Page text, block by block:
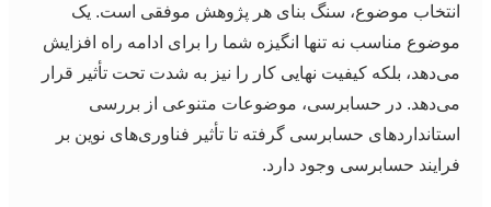
انتخاب موضوع، سنگ بنای هر پژوهش موفقی است. یک
موضوع مناسب نه تنها انگیزه شما را برای ادامه راه افزایش
می‌دهد، بلکه کیفیت نهایی کار را نیز به شدت تحت تأثیر قرار
می‌دهد. در حسابرسی، موضوعات متنوعی از بررسی
استانداردهای حسابرسی گرفته تا تأثیر فناوری‌های نوین بر
فرایند حسابرسی وجود دارد.